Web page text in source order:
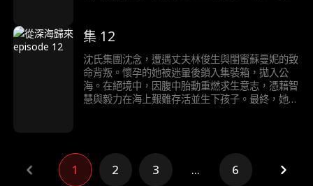
當場揭穿二人罪行。兩人驚慌失措，在眾人面前上
演互相揭發、狗咬狗的醜態，其謀害沈念、企圖侵
吞沈氏家產、甚至曾對沈浩然下毒手的全部陰謀徹
底曝光。沈父沈崇遠也早已洞悉陰謀，假意病重配
合，此刻現身完成最終清算。
集 12
沈氏集團沈念，遭遇丈夫林俊生與閨蜜蘇曼妮的致
命背叛。懷孕的她被迷暈後鎖入集裝箱，拋入公
海。在絕境中，因腹中胎動重燃求生意志，憑藉智
慧與毅力在海上艱難存活並生下孩子。最終，她被
演互相揭發、狗咬狗的醜態，其謀害沈念、企圖侵
吞沈氏家產、甚至曾對沈浩然下毒手的全部陰謀徹
底曝光。沈父沈崇遠也早已洞悉陰謀，假意病重配
1 2 3 ... 6